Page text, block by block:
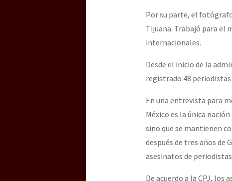
Por su parte, el
Tijuana. Trabajó para el
internacionales.
Desde el inicio de la
registrado 48 periodistas
En una entrevista para
México es la única
sino que se mantienen
después de tres años de
asesinatos de
De acuerdo a la CPJ, los